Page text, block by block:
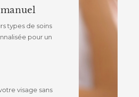
types de soins
pour un
visage sans